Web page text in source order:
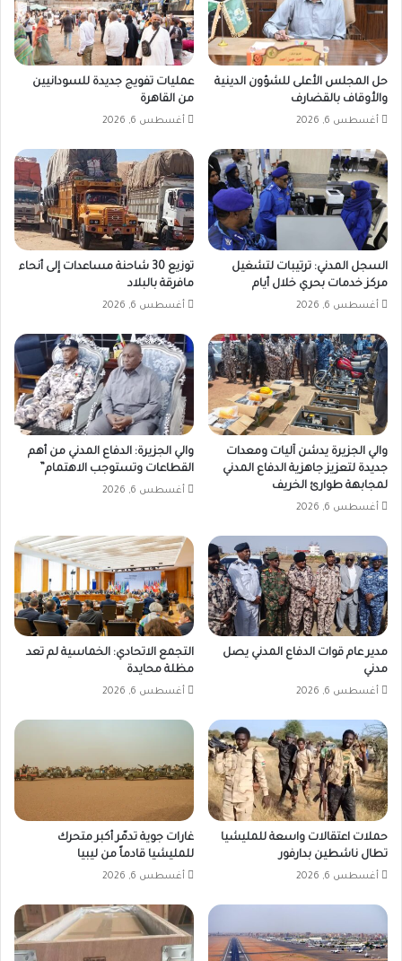
حل المجلس الأعلى للشؤون الدينية
والأوقاف بالقضارف
أغسطس 6, 2026
عمليات تفويج جديدة للسودانيين
من القاهرة
أغسطس 6, 2026
السجل المدني: ترتيبات لتشغيل
مركز خدمات بحري خلال أيام
أغسطس 6, 2026
توزيع 30 شاحنة مساعدات إلى أنحاء
مافرقة بالبلاد
أغسطس 6, 2026
والي الجزيرة يدشن آليات ومعدات
جديدة لتعزيز جاهزية الدفاع المدني
لمجابهة طوارئ الخريف
أغسطس 6, 2026
والي الجزيرة: الدفاع المدني من أهم
القطاعات وتستوجب الاهتمام”
أغسطس 6, 2026
مدير عام قوات الدفاع المدني يصل
مدني
أغسطس 6, 2026
التجمع الاتحادي: الخماسية لم تعد
مظلة محايدة
أغسطس 6, 2026
حملات اعتقالات واسعة للمليشيا
تطال ناشطين بدارفور
أغسطس 6, 2026
غارات جوية تدمّر أكبر متحرك
للمليشيا قادماً من ليبيا
أغسطس 6, 2026